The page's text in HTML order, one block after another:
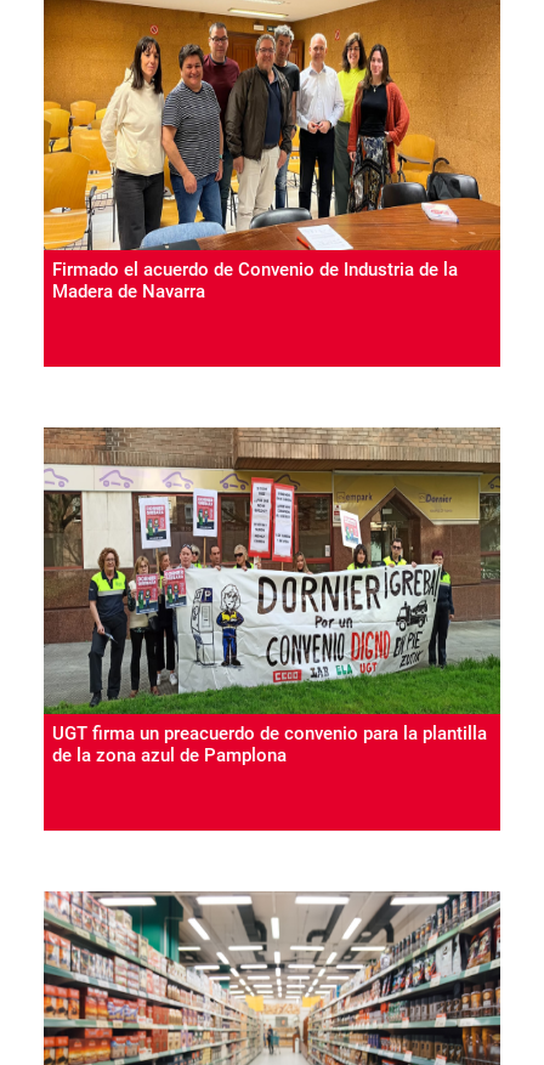
Firmado el acuerdo de Convenio de Industria de la
Madera de Navarra
UGT firma un preacuerdo de convenio para la plantilla
de la zona azul de Pamplona